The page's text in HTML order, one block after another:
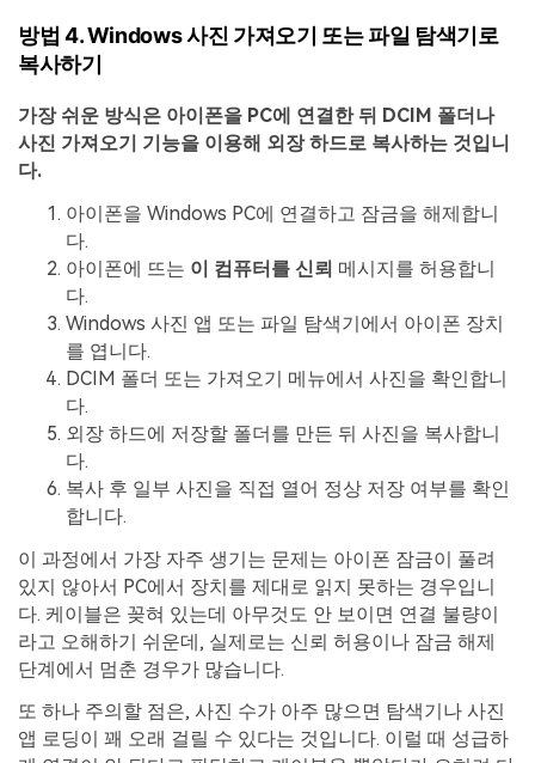
방법 4. Windows 사진 가져오기 또는 파일 탐색기로
복사하기
가장 쉬운 방식은 아이폰을 PC에 연결한 뒤 DCIM 폴더나
사진 가져오기 기능을 이용해 외장 하드로 복사하는 것입니
다.
아이폰을 Windows PC에 연결하고 잠금을 해제합니
다.
아이폰에 뜨는 이 컴퓨터를 신뢰 메시지를 허용합니
다.
Windows 사진 앱 또는 파일 탐색기에서 아이폰 장치
를 엽니다.
DCIM 폴더 또는 가져오기 메뉴에서 사진을 확인합니
다.
외장 하드에 저장할 폴더를 만든 뒤 사진을 복사합니
다.
복사 후 일부 사진을 직접 열어 정상 저장 여부를 확인
합니다.
이 과정에서 가장 자주 생기는 문제는 아이폰 잠금이 풀려
있지 않아서 PC에서 장치를 제대로 읽지 못하는 경우입니
다. 케이블은 꽂혀 있는데 아무것도 안 보이면 연결 불량이
라고 오해하기 쉬운데, 실제로는 신뢰 허용이나 잠금 해제
단계에서 멈춘 경우가 많습니다.
또 하나 주의할 점은, 사진 수가 아주 많으면 탐색기나 사진
앱 로딩이 꽤 오래 걸릴 수 있다는 것입니다. 이럴 때 성급하